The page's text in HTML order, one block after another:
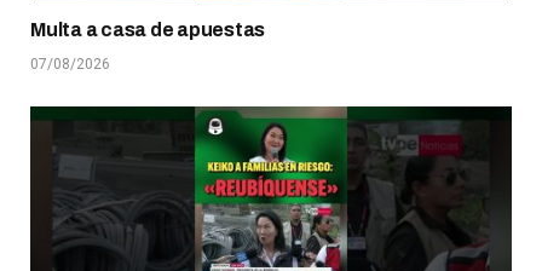
Multa a casa de apuestas
07/08/2026